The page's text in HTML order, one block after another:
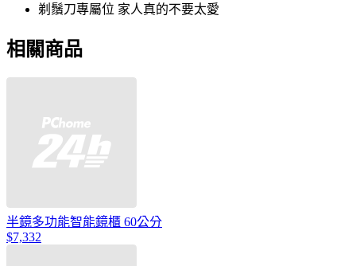
剃鬚刀專屬位 家人真的不要太愛
相關商品
半鏡多功能智能鏡櫃 60公分
$7,332